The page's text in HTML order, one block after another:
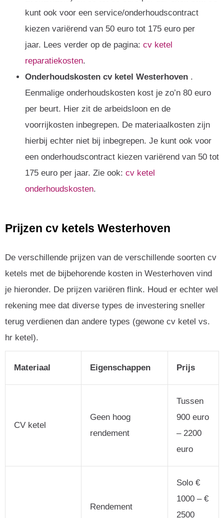
kunt ook voor een service/onderhoudscontract
kiezen variërend van 50 euro tot 175 euro per
jaar. Lees verder op de pagina: cv ketel
reparatiekosten.
Onderhoudskosten cv ketel Westerhoven .
Eenmalige onderhoudskosten kost je zo’n 80 euro
per beurt. Hier zit de arbeidsloon en de
voorrijkosten inbegrepen. De materiaalkosten zijn
hierbij echter niet bij inbegrepen. Je kunt ook voor
een onderhoudscontract kiezen variërend van 50 tot
175 euro per jaar. Zie ook: cv ketel
onderhoudskosten.
Prijzen cv ketels Westerhoven
De verschillende prijzen van de verschillende soorten cv
ketels met de bijbehorende kosten in Westerhoven vind
je hieronder. De prijzen variëren flink. Houd er echter wel
rekening mee dat diverse types de investering sneller
terug verdienen dan andere types (gewone cv ketel vs.
hr ketel).
Materiaal Eigenschappen Prijs
CV ketel
Geen hoog
rendement
Tussen
900 euro
– 2200
euro
Rendement
Solo €
1000 – €
2500